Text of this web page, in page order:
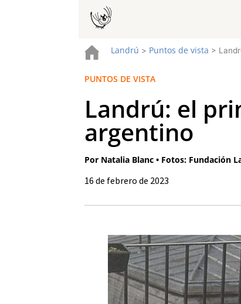
Landrú > Puntos de vista >
PUNTOS DE VISTA
Landrú: el
argentino
Por Natalia Blanc • Fotos: Fundación
16 de febrero de 2023